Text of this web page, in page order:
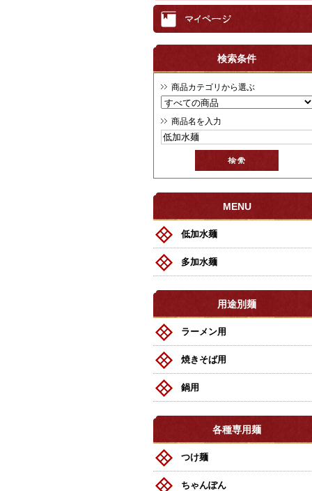
検索条件
商品カテゴリから選ぶ
商品名を入力
MENU
低加水麺
多加水麺
用途別麺
ラーメン用
焼きそば用
鍋用
各種専用麺
つけ麺
ちゃんぽん